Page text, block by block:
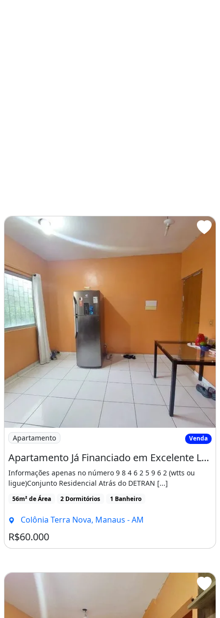
Imagem: Apartamento Já Financiado em Excelente
Apartamento Venda
Apartamento Já Financiado em Excelente Localização
ligue)Conjunto Residencial Atrás do DETRAN [...]
56m² de Área 2 Dormitórios 1 Banheiro
Colônia Terra Nova, Manaus - AM
R$60.000